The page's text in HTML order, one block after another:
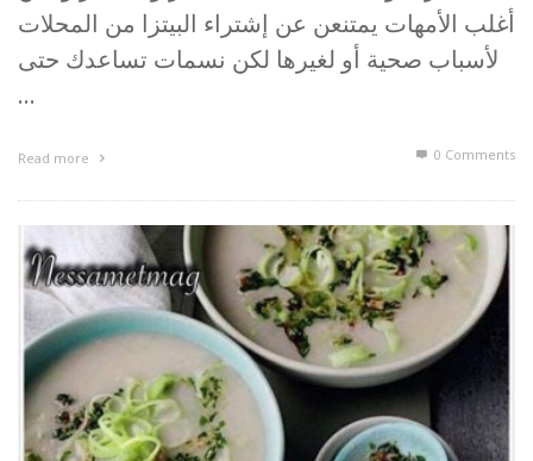
أغلب الأمهات يمتنعن عن إشتراء البيتزا من المحلات
لأسباب صحية أو لغيرها لكن نسمات تساعدك حتى
…
Read more 0 Comments